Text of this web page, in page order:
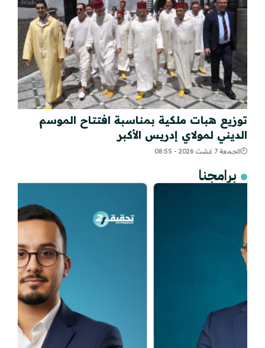
توزيع هبات ملكية بمناسبة افتتاح الموسم
الديني لمولاي إدريس الأكبر
الجمعة 7 غشت 2026 - 08:55
برامجنا